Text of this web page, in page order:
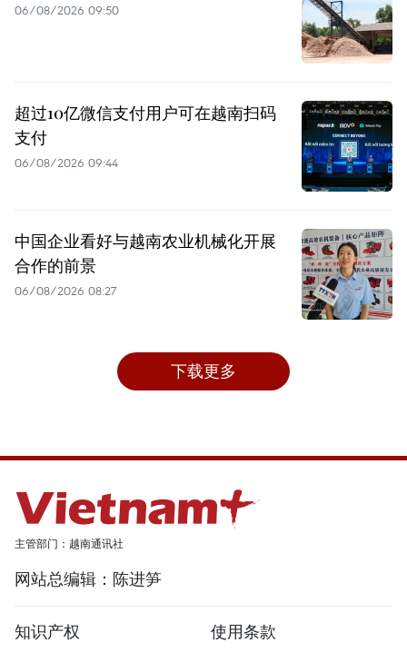
06/08/2026 09:50
超过10亿微信支付用户可在越南扫码
支付
06/08/2026 09:44
中国企业看好与越南农业机械化开展
合作的前景
06/08/2026 08:27
下载更多
主管部门：越南通讯社
网站总编辑：陈进笋
知识产权 使用条款